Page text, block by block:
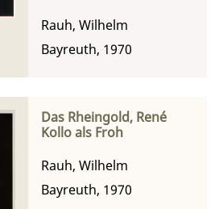
Ridderbusch als Fasolt
Rauh, Wilhelm
Bayreuth, 1970
Das Rheingold, René
Kollo als Froh
Rauh, Wilhelm
Bayreuth, 1970